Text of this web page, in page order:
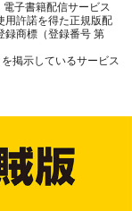
子書籍配信サービス
用許諾を得た正規版配
録商標（登録番号 第
掲示しているサービス